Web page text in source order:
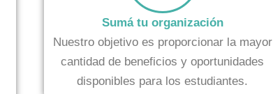
Sumá tu organización
Nuestro objetivo es proporcionar la mayor
cantidad de beneficios y oportunidades
disponibles para los estudiantes.